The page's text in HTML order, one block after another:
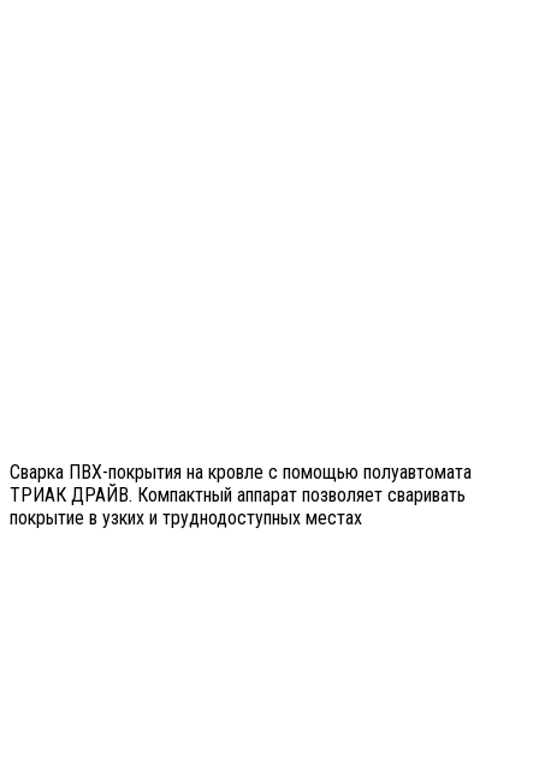
Сварка ПВХ-покрытия на кровле с помощью полуавтомата
ТРИАК ДРАЙВ. Компактный аппарат позволяет сваривать
покрытие в узких и труднодоступных местах